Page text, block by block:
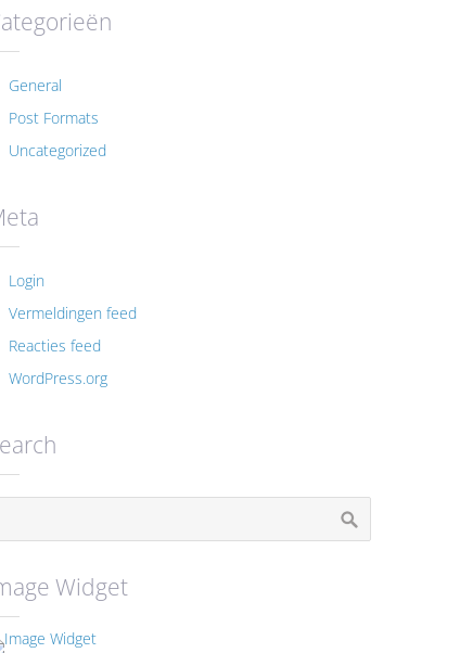
General
Post Formats
Uncategorized
Login
Vermeldingen feed
Reacties feed
WordPress.org
Widget